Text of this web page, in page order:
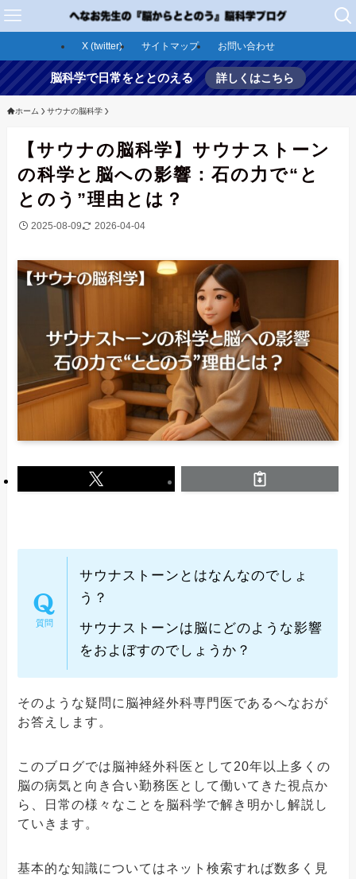
X (twitter) サイトマップ お問い合わせ
脳科学で日常をととのえる 詳しくはこちら
ホーム サウナの脳科学
【サウナの脳科学】サウナストーン
の科学と脳への影響：石の力で“と
とのう”理由とは？
2025-08-09 2026-04-04
サウナストーンとはなんなのでしょ
う？
サウナストーンは脳にどのような影響
をおよぼすのでしょうか？
そのような疑問に脳神経外科専門医であるへなおが
お答えします。
このブログでは脳神経外科医として20年以上多くの
脳の病気と向き合い勤務医として働いてきた視点か
ら、日常の様々なことを脳科学で解き明かし解説し
ていきます。
基本的な知識についてはネット検索すれば数多く見